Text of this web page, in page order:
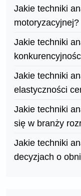
Jakie techniki
motoryzacyjnej?
Jakie techniki
Jakie techniki
elastyczności
Jakie techniki
się w branży
Jakie techniki
decyzjach o